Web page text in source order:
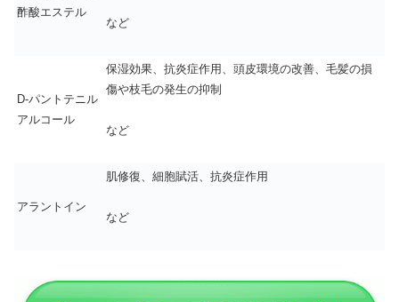
酢酸エステル
など
D-パントテニル
アルコール
保湿効果、抗炎症作用、頭皮環境の改善、毛髪の損
傷や枝毛の発生の抑制
など
アラントイン
肌修復、細胞賦活、抗炎症作用
など